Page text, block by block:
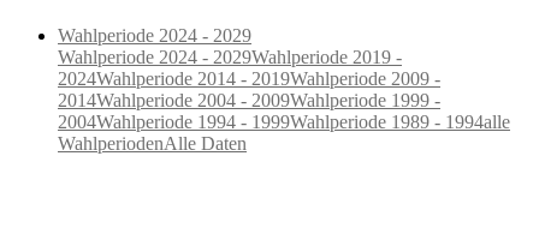
Wahlperiode 2024 - 2029
Wahlperiode 2024 - 2029Wahlperiode 2019 -
2024Wahlperiode 2014 - 2019Wahlperiode 2009 -
2014Wahlperiode 2004 - 2009Wahlperiode 1999 -
2004Wahlperiode 1994 - 1999Wahlperiode 1989 - 1994alle
WahlperiodenAlle Daten